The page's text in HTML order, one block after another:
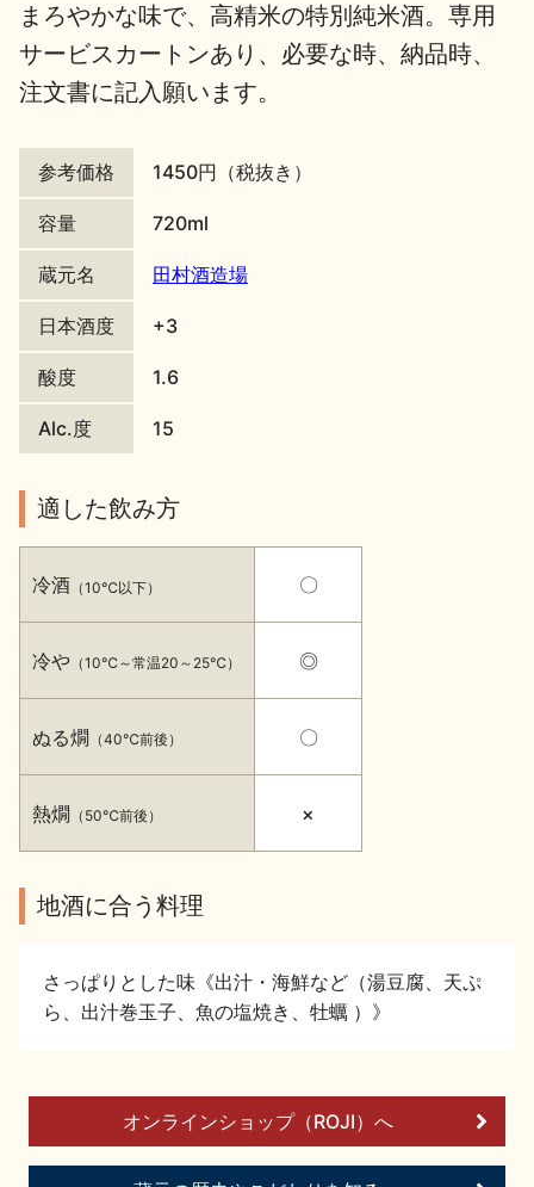
地酒川柳
日本酒の楽しみ方特集
地酒・イベント情報
イベント情報TOP 新商品・おすすめ商品
季節の商品 イベント情報
美味しい地酒の選び方
地酒蔵元会とは
まろやかな味で、高精米の特別純米酒。専用
サービスカートンあり、必要な時、納品時、
注文書に記入願います。
参考価格 1450円（税抜き）
容量 720ml
蔵元名 田村酒造場
日本酒度 +3
酸度 1.6
Alc.度 15
適した飲み方
冷酒 （10℃以下）
冷や （10℃～常温20～25℃）
ぬる燗 （40℃前後）
熱燗 （50℃前後）
〇
◎
〇
×
地酒に合う料理
さっぱりとした味《出汁・海鮮など（湯豆腐、天ぷ
ら、出汁巻玉子、魚の塩焼き、牡蠣 ）》
オンラインショップ（ROJI）へ